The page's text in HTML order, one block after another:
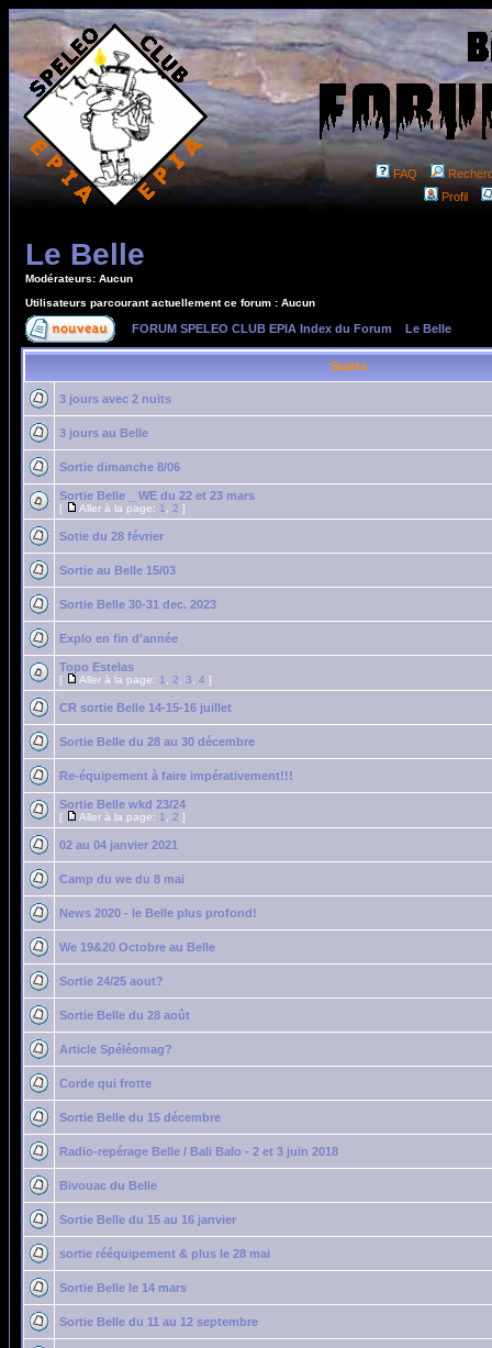
FAQ
Profil
Le Belle
Modérateurs: Aucun
Utilisateurs parcourant actuellement ce forum : Aucun
FORUM SPELEO CLUB EPIA Index du Forum Le Belle
Sujets
3 jours avec 2 nuits
3 jours au Belle
Sortie dimanche 8/06
Sortie Belle _ WE du 22 et 23 mars
[ Aller à la page: 1 2 ]
Sotie du 28 février
Sortie au Belle 15/03
Sortie Belle 30-31 dec. 2023
Explo en fin d'année
Topo Estelas
[ Aller à la page: 1 2 3 4 ]
CR sortie Belle 14-15-16 juillet
Sortie Belle du 28 au 30 décembre
Re-équipement à faire impérativement!!!
Sortie Belle wkd 23/24
[ Aller à la page: 1 2 ]
02 au 04 janvier 2021
Camp du we du 8 mai
News 2020 - le Belle plus profond!
We 19&20 Octobre au Belle
Sortie 24/25 aout?
Sortie Belle du 28 août
Article Spéléomag?
Corde qui frotte
Sortie Belle du 15 décembre
Radio-repérage Belle / Bali Balo - 2 et 3 juin 2018
Bivouac du Belle
Sortie Belle du 15 au 16 janvier
sortie rééquipement & plus le 28 mai
Sortie Belle le 14 mars
Sortie Belle du 11 au 12 septembre